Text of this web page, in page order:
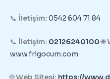
📞 İletişim: 0542 604 71 84
📞 İletişim: 02126240100🌐
www.frigocum.com
🌐Web Sitesi: https://